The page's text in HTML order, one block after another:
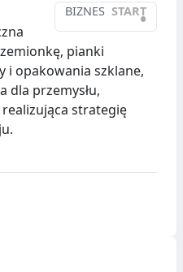
BIZNES START
•
pianki
i opakowania szklane,
dla przemysłu,
strategię